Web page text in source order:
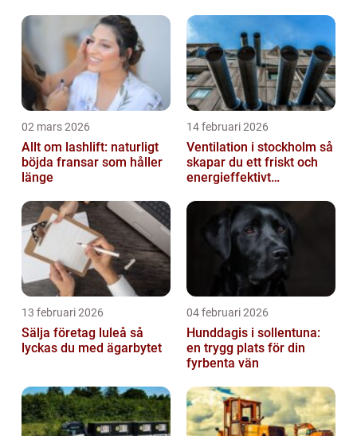
02 mars 2026
Allt om lashlift: naturligt
böjda fransar som håller
länge
14 februari 2026
Ventilation i stockholm så
skapar du ett friskt och
energieffektivt
13 februari 2026
Sälja företag luleå så
lyckas du med ägarbytet
04 februari 2026
Hunddagis i sollentuna:
en trygg plats för din
fyrbenta vän